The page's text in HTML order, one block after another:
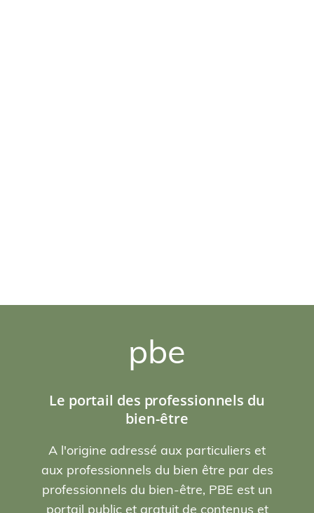
pbe
Le portail des professionnels du
bien-être
A l'origine adressé aux particuliers et
aux professionnels du bien être par des
professionnels du bien-être, PBE est un
portail public et gratuit de contenus et